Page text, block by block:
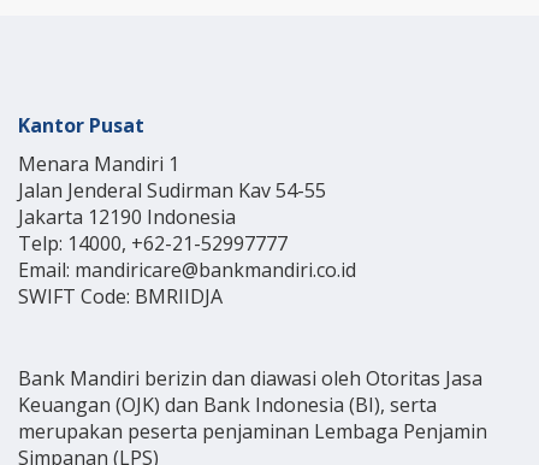
Kantor Pusat
Menara Mandiri 1
Jalan Jenderal Sudirman Kav 54-55
Jakarta 12190 Indonesia
Telp: 14000, +62-21-52997777
Email: mandiricare@bankmandiri.co.id
SWIFT Code: BMRIIDJA
Bank Mandiri berizin dan diawasi oleh Otoritas Jasa
Keuangan (OJK) dan Bank Indonesia (BI), serta
merupakan peserta penjaminan Lembaga Penjamin
Simpanan (LPS)